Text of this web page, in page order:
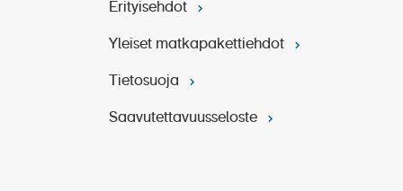
Erityisehdot
Yleiset matkapakettiehdot
Tietosuoja
Saavutettavuusseloste